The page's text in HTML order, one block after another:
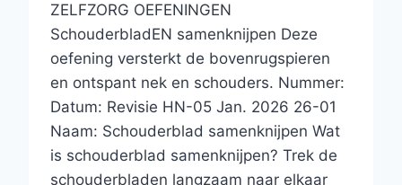
ZELFZORG OEFENINGEN
SchouderbladEN samenknijpen Deze
oefening versterkt de bovenrugspieren
en ontspant nek en schouders. Nummer:
Datum: Revisie HN-05 Jan. 2026 26-01
Naam: Schouderblad samenknijpen Wat
is schouderblad samenknijpen? Trek de
schouderbladen langzaam naar elkaar